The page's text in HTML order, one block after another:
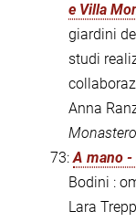
e Villa
giardini
studi
Anna
Monastero
73:A mano -
Bodini :
Lara